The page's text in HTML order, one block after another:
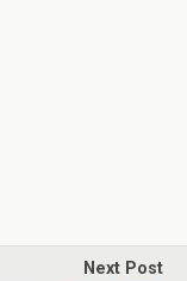
Next Post